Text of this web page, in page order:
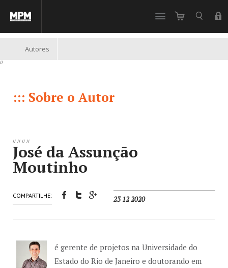
Autores
//
::: Sobre o Autor
// // // //
José da Assunção
Moutinho
23 12 2020
COMPARTILHE:
é gerente de projetos na Universidade do
Estado do Rio de Janeiro e doutorando em